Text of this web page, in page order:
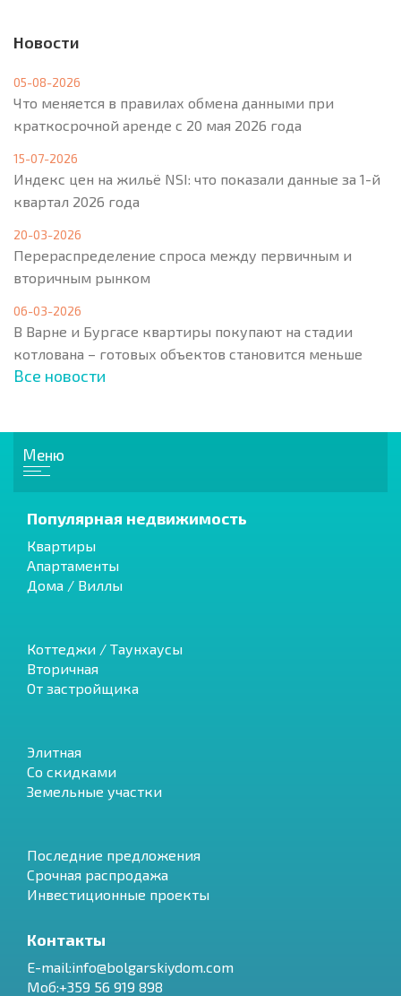
Новости
05-08-2026
Что меняется в правилах обмена данными при
краткосрочной аренде с 20 мая 2026 года
15-07-2026
Индекс цен на жильё NSI: что показали данные за 1-й
квартал 2026 года
20-03-2026
Перераспределение спроса между первичным и
вторичным рынком
06-03-2026
В Варне и Бургасе квартиры покупают на стадии
котлована – готовых объектов становится меньше
Все новости
Меню
Популярная недвижимость
Квартиры
Апартаменты
Дома / Виллы
Коттеджи / Таунхаусы
Вторичная
От застройщика
Элитная
Со скидками
Земельные участки
Последние предложения
Срочная распродажа
Инвестиционные проекты
Контакты
E-mail:info@bolgarskiydom.com
Моб:+359 56 919 898